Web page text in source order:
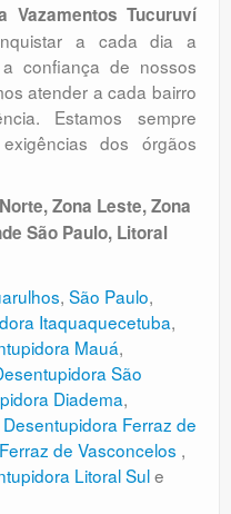
Vazamentos Tucuruví
a cada dia a
confiança de nossos
atender a cada bairro
Estamos sempre
dos órgãos
Zona Leste, Zona
São Paulo, Litoral
, São Paulo,
Itaquaquecetuba,
Mauá,
São
Diadema,
Desentupidora Ferraz de
de Vasconcelos ,
Litoral Sule